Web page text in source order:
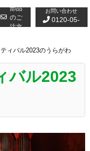
部品
のご
注文
お問い合わせ
0120-05-
ィバル2023のうらがわ
バル2023